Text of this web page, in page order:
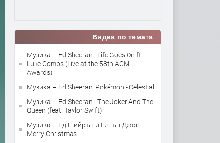
Видеа по темата
Музика – Ed Sheeran - Life Goes On ft.
Luke Combs (Live at the 58th ACM
Awards)
Музика – Ed Sheeran, Pokémon - Celestial
Музика – Ed Sheeran - The Joker And The
Queen (feat. Taylor Swift)
Музика – Ед Шийрън и Елтън Джон -
Merry Christmas